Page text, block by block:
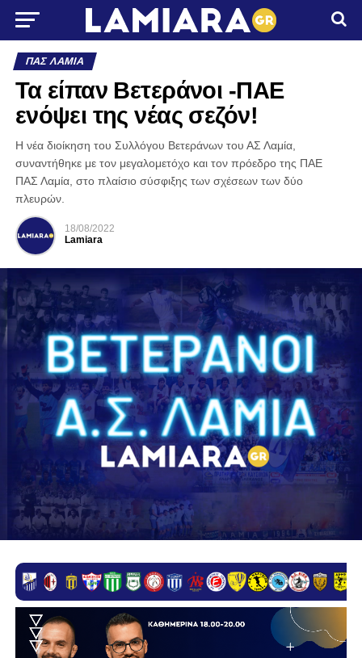
ΠΑΣ ΛΑΜΊΑ
Τα είπαν Βετεράνοι -ΠΑΕ
ενόψει της νέας σεζόν!
Η νέα διοίκηση του Συλλόγου Βετεράνων του ΑΣ Λαμία,
συναντήθηκε με τον μεγαλομετόχο και τον πρόεδρο της ΠΑΕ
ΠΑΣ Λαμία, στο πλαίσιο σύσφιξης των σχέσεων των δύο
πλευρών.
18/08/2022
Lamiara